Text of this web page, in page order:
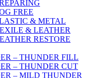
FREE
& METAL
& LEATHER
RESTORE
– THUNDER FILL
– THUNDER CUT
– MILD THUNDER